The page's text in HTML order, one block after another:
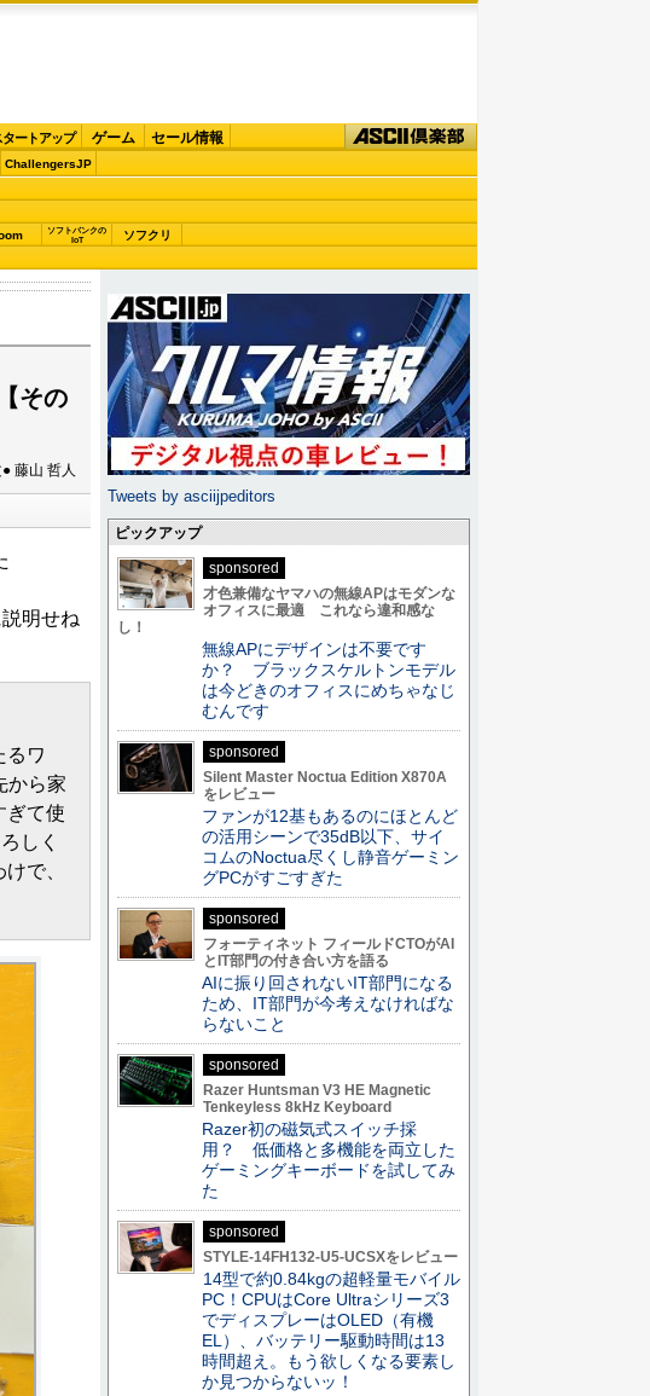
タートアップ ゲーム セール情報
ChallengersJP
ソフトバンクの
IoT
ソフクリ
その
藤山 哲人
明せね
るワ
から家
ぎて使
しく
で、
Tweets by asciijpeditors
ピックアップ
sponsored
才色兼備なヤマハの無線APはモダンな
オフィスに最適 これなら違和感な
し！
無線APにデザインは不要です
か？ ブラックスケルトンモデル
は今どきのオフィスにめちゃなじ
むんです
sponsored
Silent Master Noctua Edition X870A
をレビュー
ファンが12基もあるのにほとんど
の活用シーンで35dB以下、サイ
コムのNoctua尽くし静音ゲーミン
グPCがすごすぎた
sponsored
フォーティネット フィールドCTOがAI
とIT部門の付き合い方を語る
AIに振り回されないIT部門になる
ため、IT部門が今考えなければな
らないこと
sponsored
Razer Huntsman V3 HE Magnetic
Tenkeyless 8kHz Keyboard
Razer初の磁気式スイッチ採
用？ 低価格と多機能を両立した
ゲーミングキーボードを試してみ
た
sponsored
STYLE-14FH132-U5-UCSXをレビュー
14型で約0.84kgの超軽量モバイル
PC！CPUはCore Ultraシリーズ3
でディスプレーはOLED（有機
EL）、バッテリー駆動時間は13
時間超え。もう欲しくなる要素し
か見つからないッ！